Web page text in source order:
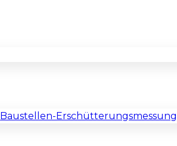
Baustellen-Erschütterungsmessung